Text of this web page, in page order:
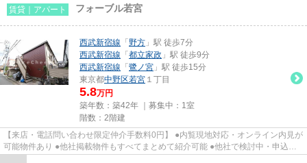
賃貸｜アパート フォーブル若宮
西武新宿線 「 野方 」駅 徒歩7分
西武新宿線 「 都立家政 」駅 徒歩9分
西武新宿線 「 鷺ノ宮 」駅 徒歩15分
東京都中野区若宮 １丁目
5.8万円
築年数：築42年 ｜募集中： 1室
階数：2階建
【来店・電話問い合わせ限定仲介手数料0円】 ●内覧現地対応・オンライン内見が
可能物件あり ●他社掲載物件もすべてまとめて紹介可能 ●他社で検討中・申込み